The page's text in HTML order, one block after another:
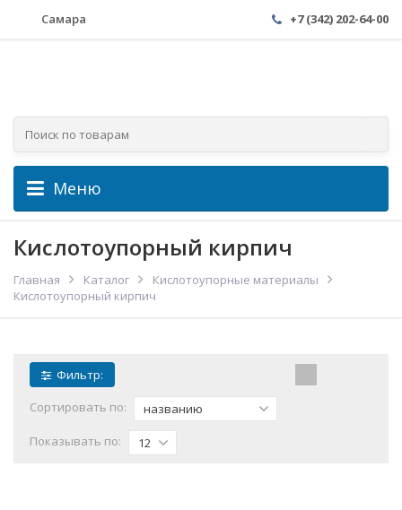
Самара +7 (342) 202-64-00
Меню
Кислотоупорный кирпич
Главная Каталог
Кислотоупорные материалы
Кислотоупорный кирпич
Фильтр:
Сортировать по: названию
Показывать по: 12